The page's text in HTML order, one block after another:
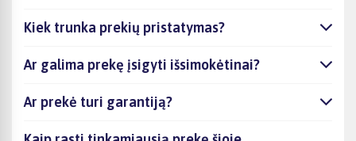
Kiek trunka prekių pristatymas?
Ar galima prekę įsigyti išsimokėtinai?
Ar prekė turi garantiją?